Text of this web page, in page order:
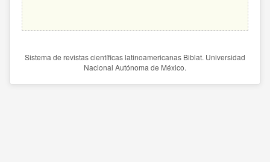
Sistema de revistas científicas latinoamericanas Biblat. Universidad
Nacional Autónoma de México.